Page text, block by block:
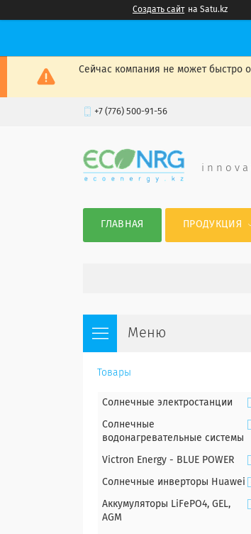
Создать сайт на Satu.kz
Сейчас компания не может быстро
+7 (776) 500-91-56
i n n o v a
ГЛАВНАЯ ПРОДУКЦИЯ
Товары
Солнечные электростанции
Солнечные
водонагревательные системы
Victron Energy - BLUE POWER
Солнечные инверторы Huawei
Аккумуляторы LiFePO4, GEL,
AGM